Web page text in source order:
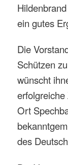
ein gutes
Die
Schützen
wünscht
Ort
des